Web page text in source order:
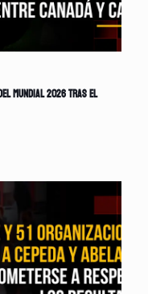
Mundial 2026 tras el